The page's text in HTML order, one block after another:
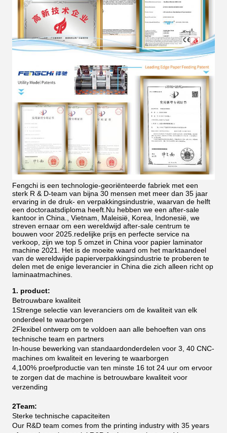
Fengchi is een technologie-georiënteerde fabriek met een
sterk R & D-team van bijna 30 mensen met meer dan 35 jaar
ervaring in de druk- en verpakkingsindustrie, waarvan de helft
een doctoraatsdiploma heeft.Nu hebben we een after-sale
kantoor in China., Vietnam, Maleisië, Korea, Indonesië, we
streven ernaar om een wereldwijd after-sale centrum te
bouwen voor 2025.redelijke prijs en perfecte service na
verkoop, zijn we top 5 omzet in China voor papier laminator
machine 2021.
Het is de moeite waard om het marktaandeel
van de wereldwijde papierverpakkingsindustrie te proberen te
delen met de enige leverancier in China die zich alleen richt op
laminaatmachines.
1. product:
Betrouwbare kwaliteit
1Strenge selectie van leveranciers om de kwaliteit van elk
onderdeel te waarborgen
2Flexibel ontwerp om te voldoen aan alle behoeften van ons
technische team en partners
In-house bewerking van standaardonderdelen voor 3, 40 CNC-
machines om kwaliteit en levering te waarborgen
4,100% proefproductie van ten minste 16 tot 24 uur om ervoor
te zorgen dat de machine is betrouwbare kwaliteit voor
verzending
2Team:
Sterke technische capaciteiten
Our R&D team comes from the printing industry with 35 years